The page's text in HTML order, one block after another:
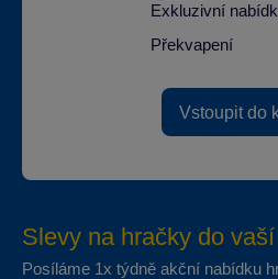
Exkluzivní
Překvapení
Vstoupit do
Slevy na hračky do
Posíláme 1x týdně akční nabídku